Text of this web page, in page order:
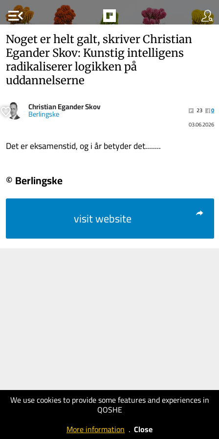
menu_open
We use cookies to provide some features and experiences in
QOSHE
More information . Close
Noget er helt galt, skriver Christian
Egander Skov: Kunstig intelligens
radikaliserer logikken på
uddannelserne
Christian Egander Skov
Berlingske 23
0
03.06.2026
Det er eksamenstid, og i år betyder det........
© Berlingske
visit website